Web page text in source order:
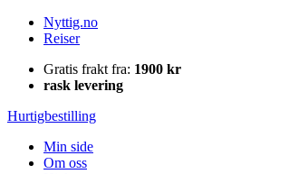
Nyttig.no
Reiser
Gratis frakt fra: 1900 kr
rask levering
Hurtigbestilling
Min side
Om oss